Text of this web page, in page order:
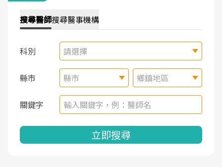
搜尋醫師搜尋醫事機構
科別 請選擇
縣市 縣市 鄉鎮地區
關鍵字
立即搜尋